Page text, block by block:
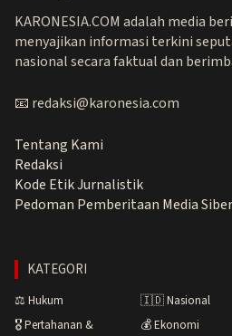
KARONESIA.COM adalah media
menyajikan informasi terkini
nasional secara faktual dan
📧 redaksi@karonesia.com
Tentang Kami
Redaksi
Kode Etik Jurnalistik
Pedoman Pemberitaan Media Siber
KATEGORI
⚖️ Hukum 🇮🇩 Nasional
🎖️ Pertahanan &
💰 Ekonomi